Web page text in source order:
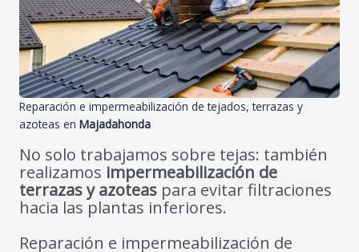
Reparación e impermeabilización de tejados, terrazas y
azoteas en Majadahonda
No solo trabajamos sobre tejas: también
realizamos impermeabilización de
terrazas y azoteas para evitar filtraciones
hacia las plantas inferiores.
Reparación e impermeabilización de